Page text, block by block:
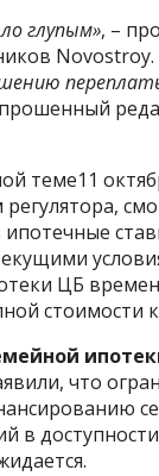
глупым», –
Novostroy.
теме11
ЦБ
стоимости
что
в